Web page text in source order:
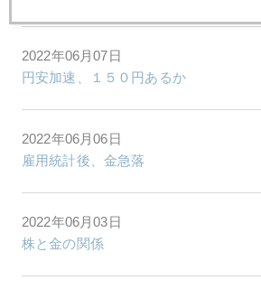
2022年06月07日
円安加速、１５０円あるか
2022年06月06日
雇用統計後、金急落
2022年06月03日
株と金の関係